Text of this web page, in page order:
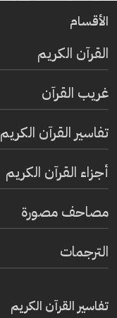
الأقسام
القرآن الكريم
غريب القرآن
تفاسير القرآن الكريم
أجزاء القرآن الكريم
مصاحف مصورة
الترجمات
تفاسير القرآن الكريم